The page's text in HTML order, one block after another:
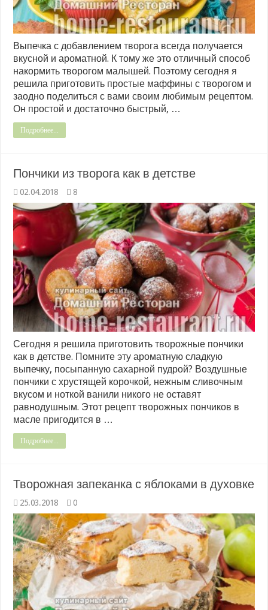
Выпечка с добавлением творога всегда получается
вкусной и ароматной. К тому же это отличный способ
накормить творогом малышей. Поэтому сегодня я
решила приготовить простые маффины с творогом и
заодно поделиться с вами своим любимым рецептом.
Он простой и достаточно быстрый, …
Подробнее...
Пончики из творога как в детстве
02.04.2018 8
Сегодня я решила приготовить творожные пончики
как в детстве. Помните эту ароматную сладкую
выпечку, посыпанную сахарной пудрой? Воздушные
пончики с хрустящей корочкой, нежным сливочным
вкусом и ноткой ванили никого не оставят
равнодушным. Этот рецепт творожных пончиков в
масле пригодится в …
Подробнее...
Творожная запеканка с яблоками в духовке
25.03.2018 0